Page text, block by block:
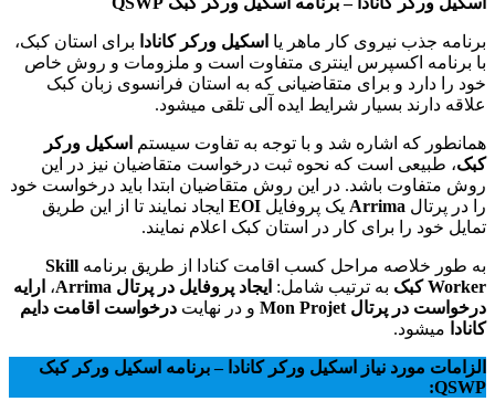
برنامه جذب نیروی کار ماهر یا اسکیل ورکر کانادا برای استان کبک،
با برنامه اکسپرس اینتری متفاوت است و ملزومات و روش خاص
خود را دارد و برای متقاضیانی که به استان فرانسوی زبان کبک
علاقه دارند بسیار شرایط ایده آلی تلقی میشود.
همانطور که اشاره شد و با توجه به تفاوت سیستم اسکیل ورکر
کبک، طبیعی است که نحوه ثبت درخواست متقاضیان نیز در این
روش متفاوت باشد. در این روش متقاضیان ابتدا باید درخواست خود
را در پرتال Arrima یک پروفایل EOI ایجاد نمایند تا از این طریق
تمایل خود را برای کار در استان کبک اعلام نمایند.
به طور خلاصه مراحل کسب اقامت کنادا از طریق برنامه Skill
Worker کبک
به ترتیب شامل: ایجاد پروفایل در پرتال Arrima ، ارایه
درخواست در پرتال Mon Projet
و در نهایت درخواست اقامت دایم
کانادا میشود.
الزامات مورد نیاز
اسکیل ورکر کانادا – برنامه اسکیل ورکر کبک
QSWP
: